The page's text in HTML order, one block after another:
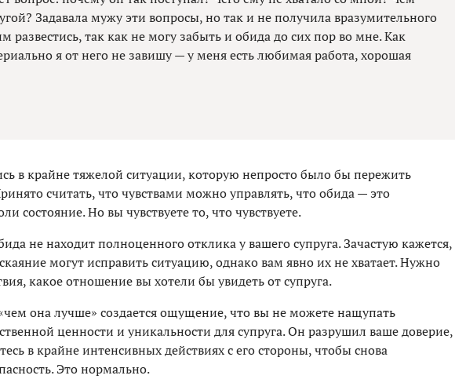
Задавала мужу эти вопросы, но так и не получила вразумительного
развестись, так как не могу забыть и обида до сих пор во мне. Как
я от него не завишу — у меня есть любимая работа, хорошая
в крайне тяжелой ситуации, которую непросто было бы пережить
считать, что чувствами можно управлять, что обида — это
состояние. Но вы чувствуете то, что чувствуете.
не находит полноценного отклика у вашего супруга. Зачастую кажется,
могут исправить ситуацию, однако вам явно их не хватает. Нужно
какое отношение вы хотели бы увидеть от супруга.
она лучше» создается ощущение, что вы не можете нащупать
ценности и уникальности для супруга. Он разрушил ваше доверие,
в крайне интенсивных действиях с его стороны, чтобы снова
Это нормально.